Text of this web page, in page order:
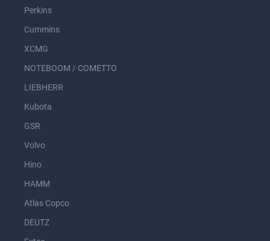
Perkins
Cummins
XCMG
NOTEBOOM / COMETTO
LIEBHERR
Kubota
GSR
Volvo
Hino
HAMM
Atlas Copco
DEUTZ